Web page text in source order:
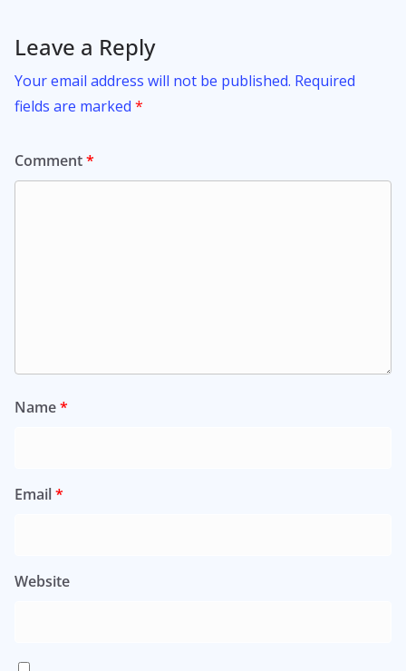
Leave a Reply
Your email address will not be published. Required
fields are marked *
Comment*
Name*
Email*
Website